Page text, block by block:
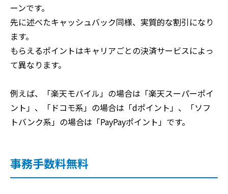
ーンです。
先に述べたキャッシュバック同様、実質的な割引になり
ます。
もらえるポイントはキャリアごとの決済サービスによっ
て異なります。
例えば、「楽天モバイル」の場合は「楽天スーパーポイ
ント」、「ドコモ系」の場合は「dポイント」、「ソフ
トバンク系」の場合は「PayPayポイント」です。
事務手数料無料